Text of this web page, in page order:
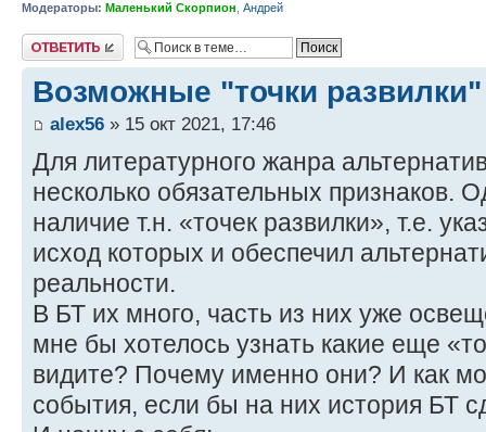
Модераторы: Маленький Скорпион Андрей
Ответить
Возможные "точки развилки"
alex56 » 15 окт 2021, 17:46
Для литературного жанра
несколько обязательных признаков.
наличие т.н. «точек развилки», т.е.
исход которых и обеспечил
реальности.
В БТ их много, часть из них уже
мне бы хотелось узнать какие еще
видите? Почему именно они? И как
события, если бы на них история БТ